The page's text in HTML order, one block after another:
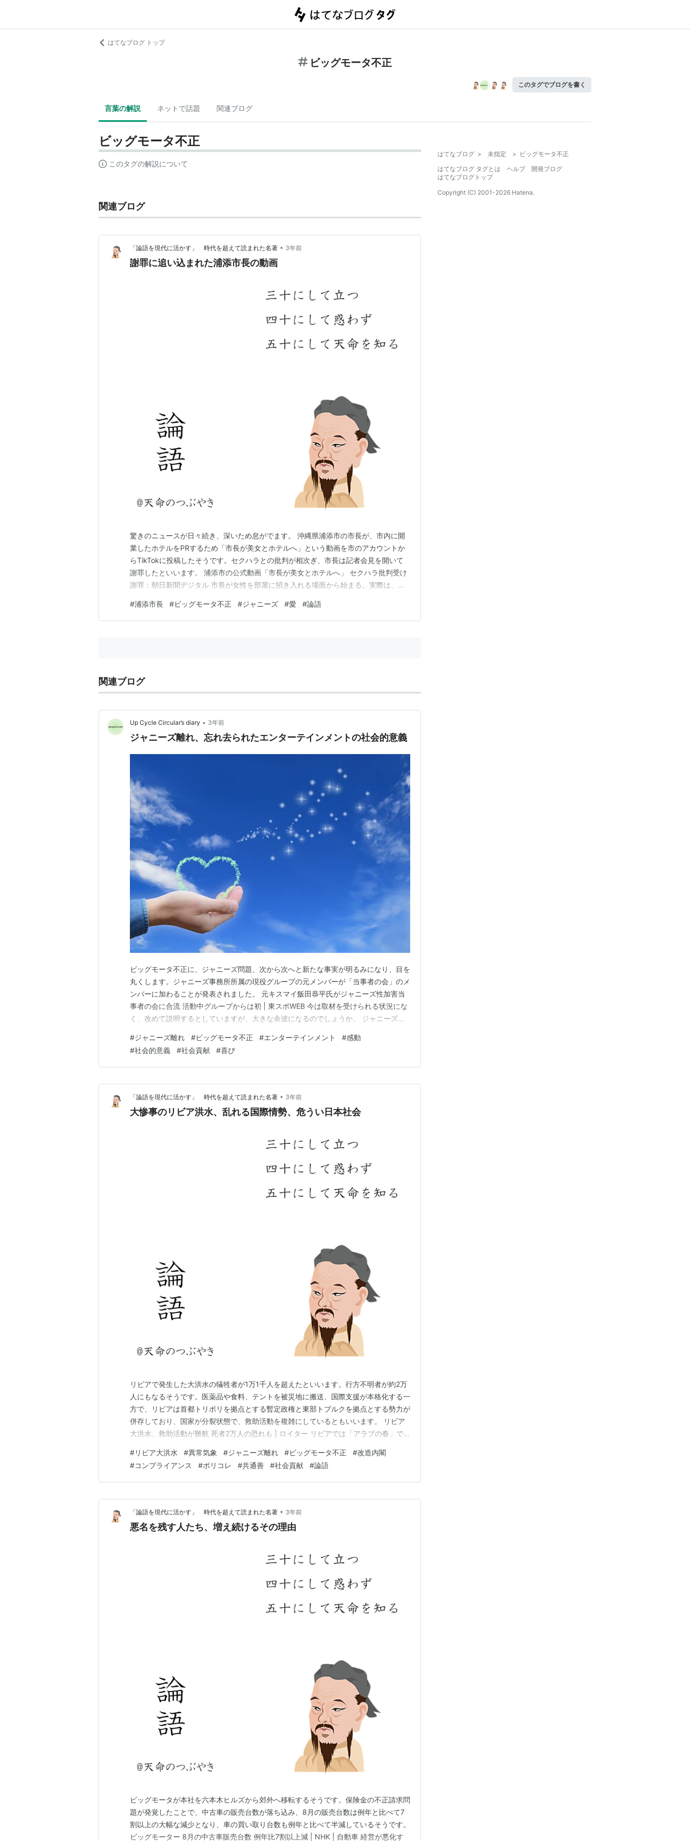
はてなブログ トップ
ビッグモータ不正
このタグでブログを書く
言葉の解説 ネットで話題 関連ブログ
ビッグモータ不正
このタグの解説について
関連ブログ
「論語を現代に活かす」 時代を超えて読まれた名著 • 3年前
謝罪に追い込まれた浦添市長の動画
驚きのニュースが日々続き、深いため息がでます。 沖縄県浦添市の市長が、市内に開
業したホテルをPRするため「市長が美女とホテルへ」という動画を市のアカウントか
らTikTokに投稿したそうです。セクハラとの批判が相次ぎ、市長は記者会見を開いて
謝罪したといいます。 浦添市の公式動画「市長が美女とホテルへ」 セクハラ批判受け
謝罪：朝日新聞デジタル 市長が女性を部屋に招き入れる場面から始まる。実際は、女
場面もある。（出所：朝日新聞） 動画は市長を含めた市側とクリエーターが相談して
内容を決めたそうです。市長は会見で「どうやったら…
#浦添市長 #ビッグモータ不正 #ジャニーズ #愛 #論語
関連ブログ
Up Cycle Circular’s diary • 3年前
ジャニーズ離れ、忘れ去られたエンターテインメントの社会的意義
ビッグモータ不正に、ジャニーズ問題、次から次へと新たな事実が明るみになり、目を
丸くします。ジャニーズ事務所所属の現役グループの元メンバーが「当事者の会」のメ
ンバーに加わることが発表されました。 元キスマイ飯田恭平氏がジャニーズ性加害当
事者の会に合流 活動中グループからは初 | 東スポWEB 今は取材を受けられる状況にな
く、改めて説明するとしていますが、大きな余波になるのでしょうか。 ジャニーズ離
動きに比し、マスメディアの対応は鈍いようです。所属タレントが出演するテレビ番組
が続いています。こうした動きを受け、一部企業で…
#ジャニーズ離れ #ビッグモータ不正 #エンターテインメント #感動
#社会的意義 #社会貢献 #喜び
「論語を現代に活かす」 時代を超えて読まれた名著 • 3年前
大惨事のリビア洪水、乱れる国際情勢、危うい日本社会
リビアで発生した大洪水の犠牲者が1万1千人を超えたといいます。行方不明者が約2万
人にもなるそうです。医薬品や食料、テントを被災地に搬送、国際支援が本格化する一
方で、リビアは首都トリポリを拠点とする暫定政権と東部トブルクを拠点とする勢力が
併存しており、国家が分裂状態で、救助活動を複雑にしているともいいます。 リビア
大洪水、救助活動が難航 死者2万人の恐れも | ロイター リビアでは「アラブの春」で
い状況になっていたといいます。 異常気象の脅威をまざまざと感じ、政治的な安定の
重要性を改めて思い知らされます。 ロシアによる…
#リビア大洪水 #異常気象 #ジャニーズ離れ #ビッグモータ不正 #改造内閣
#コンプライアンス #ポリコレ #共通善 #社会貢献 #論語
「論語を現代に活かす」 時代を超えて読まれた名著 • 3年前
悪名を残す人たち、増え続けるその理由
ビッグモータが本社を六本木ヒルズから郊外へ移転するそうです。保険金の不正請求問
題が発覚したことで、中古車の販売台数が落ち込み、8月の販売台数は例年と比べて7
割以上の大幅な減少となり、車の買い取り台数も例年と比べて半減しているそうです。
ビッグモーター 8月の中古車販売台数 例年比7割以上減 | NHK | 自動車 経営が悪化す
はてなブログ > 未指定 > ビッグモータ不正
はてなブログ タグとは
ヘルプ
開発ブログ
はてなブログトップ
Copyright (C) 2001-2026 Hatena.